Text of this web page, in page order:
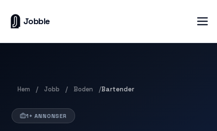
Jobble
Hem / Jobb / Boden /Bartender
1+ ANNONSER